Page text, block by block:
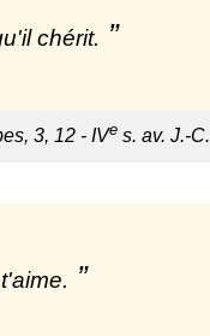
chérit.
3, 12 - IVes. av. J.-C.